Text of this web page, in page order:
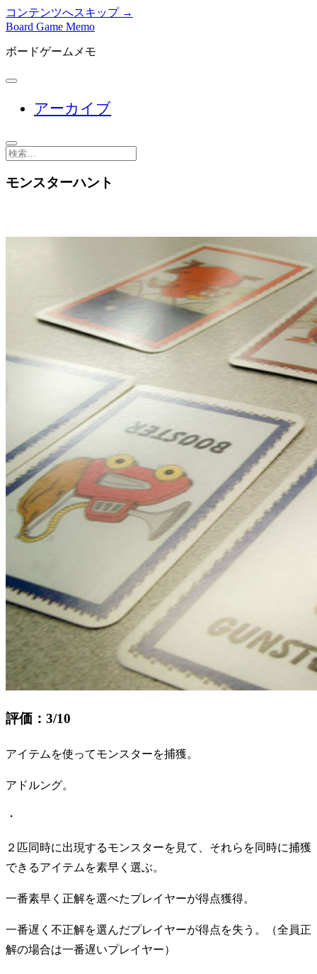
コンテンツへスキップ →
Board Game Memo
ボードゲームメモ
メ
開
く
アーカイブ
検
モンスターハント
評価：3/10
アイテムを使ってモンスターを捕獲。
アドルング。
・
２匹同時に出現するモンスターを見て、それらを同時に捕獲
できるアイテムを素早く選ぶ。
一番素早く正解を選べたプレイヤーが得点獲得。
一番遅く不正解を選んだプレイヤーが得点を失う。（全員正
解の場合は一番遅いプレイヤー）